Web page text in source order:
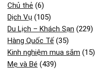
Chủ thẻ (6)
Dịch Vụ (105)
Du Lịch – Khách Sạn (229)
Hàng Quốc Tế (35)
Kinh nghiệm mua sắm (15)
Mẹ và Bé (439)